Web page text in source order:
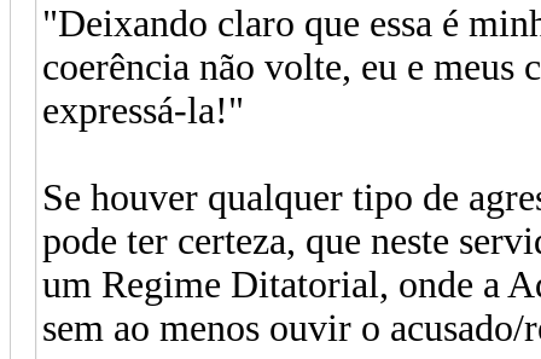
"Deixando claro que essa é
coerência não volte, eu e meus
expressá-la!"
Se houver qualquer tipo de
pode ter certeza, que neste
um Regime Ditatorial, onde a
sem ao menos ouvir o acusado/